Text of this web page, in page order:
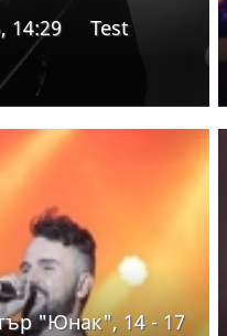
14:29
Test
"Юнак", 14 - 17